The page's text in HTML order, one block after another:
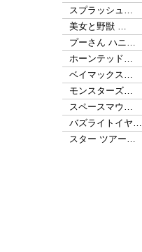
スプラッシュ…
美女と野獣 …
プーさん ハニ…
ホーンテッド…
ベイマックス…
モンスターズ…
スペースマウ…
バズライトイヤ…
スター ツアー…